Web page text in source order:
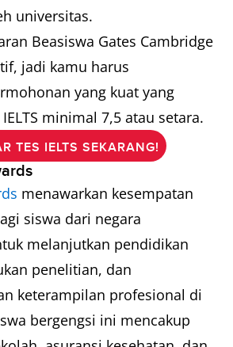
universitas.
Beasiswa Gates Cambridge
jadi kamu harus
yang kuat yang
minimal 7,5 atau setara.
TES IELTS SEKARANG!
menawarkan kesempatan
siswa dari negara
melanjutkan pendidikan
penelitian, dan
keterampilan profesional di
bergengsi ini mencakup